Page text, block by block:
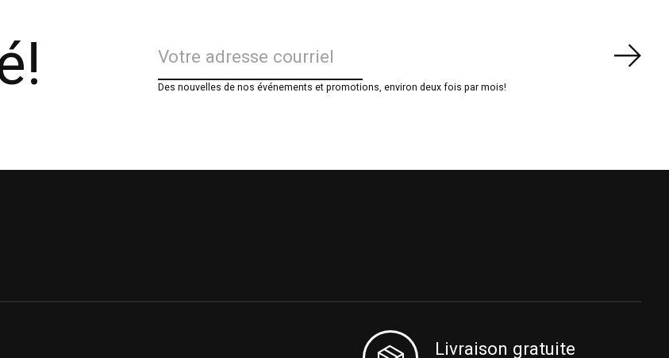
Des nouvelles de nos événements et promotions, environ deux fois par mois!
Livraison gratuite